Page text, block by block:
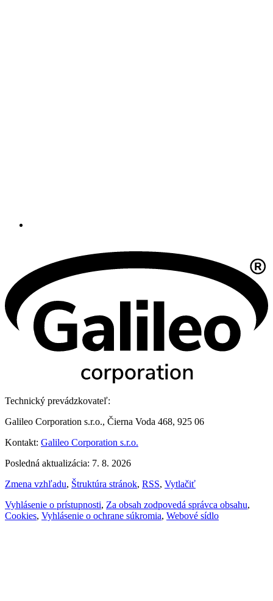
Technický prevádzkovateľ:
Galileo Corporation s.r.o., Čierna Voda 468, 925 06
Kontakt: Galileo Corporation s.r.o.
Posledná aktualizácia: 7. 8. 2026
Zmena vzhľadu, Štruktúra stránok, RSS, Vytlačiť
Vyhlásenie o prístupnosti, Za obsah zodpovedá správca obsahu,
Cookies, Vyhlásenie o ochrane súkromia, Webové sídlo